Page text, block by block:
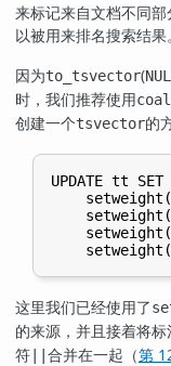
来标记来自文档不同
以被用来排名搜索结果。
因为to_tsvector(
时，我们推荐使用
创建一个tsvector的
UPDATE tt
这里我们已经使用了
的来源，并且接着将标
符
合并在一起（第